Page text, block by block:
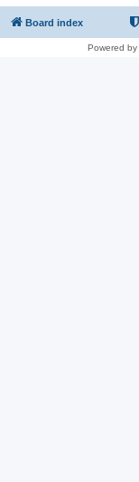
Board index
Powered by